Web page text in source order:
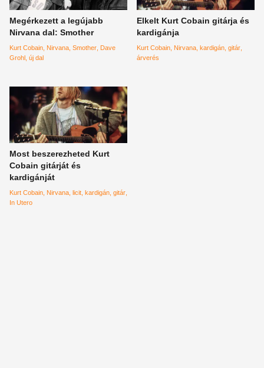
Megérkezett a legújabb
Nirvana dal: Smother
Kurt Cobain Nirvana Smother Dave
Grohl új dal
Elkelt Kurt Cobain gitárja és
kardigánja
Kurt Cobain Nirvana kardigán gitár
árverés
Most beszerezheted Kurt
Cobain gitárját és
kardigánját
Kurt Cobain Nirvana licit kardigán gitár
In Utero